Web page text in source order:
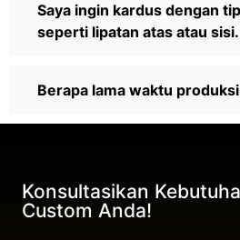
Saya ingin kardus dengan
seperti lipatan atas atau
Berapa lama waktu
Konsultasikan
Custom Anda!